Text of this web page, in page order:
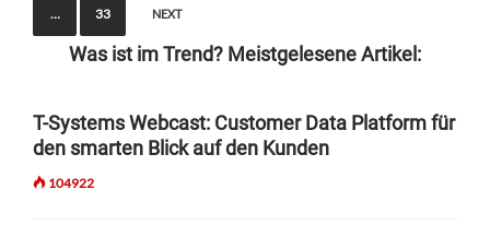
a
v
i
… 33 NEXT
Was ist im Trend? Meistgelesene Artikel:
T-Systems Webcast: Customer Data Platform für
den smarten Blick auf den Kunden
104922